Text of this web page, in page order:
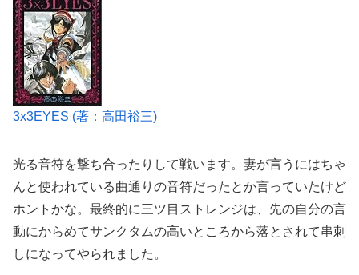
3x3EYES (著：高田裕三)
光る音符を撃ち合ったりして戦います。妻が言うにはちゃ
んと使われている曲通りの音符だったとか言っていたけど
ホントかな。最終的に三ツ目ストレンジは、先の自分の言
動にからめてサンクタムの高いところから落とされて串刺
しになってやられました。